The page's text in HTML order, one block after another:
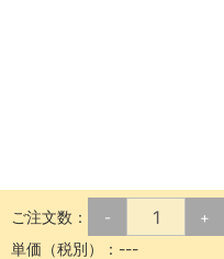
ご注文数： - +
単価（税別）： ---